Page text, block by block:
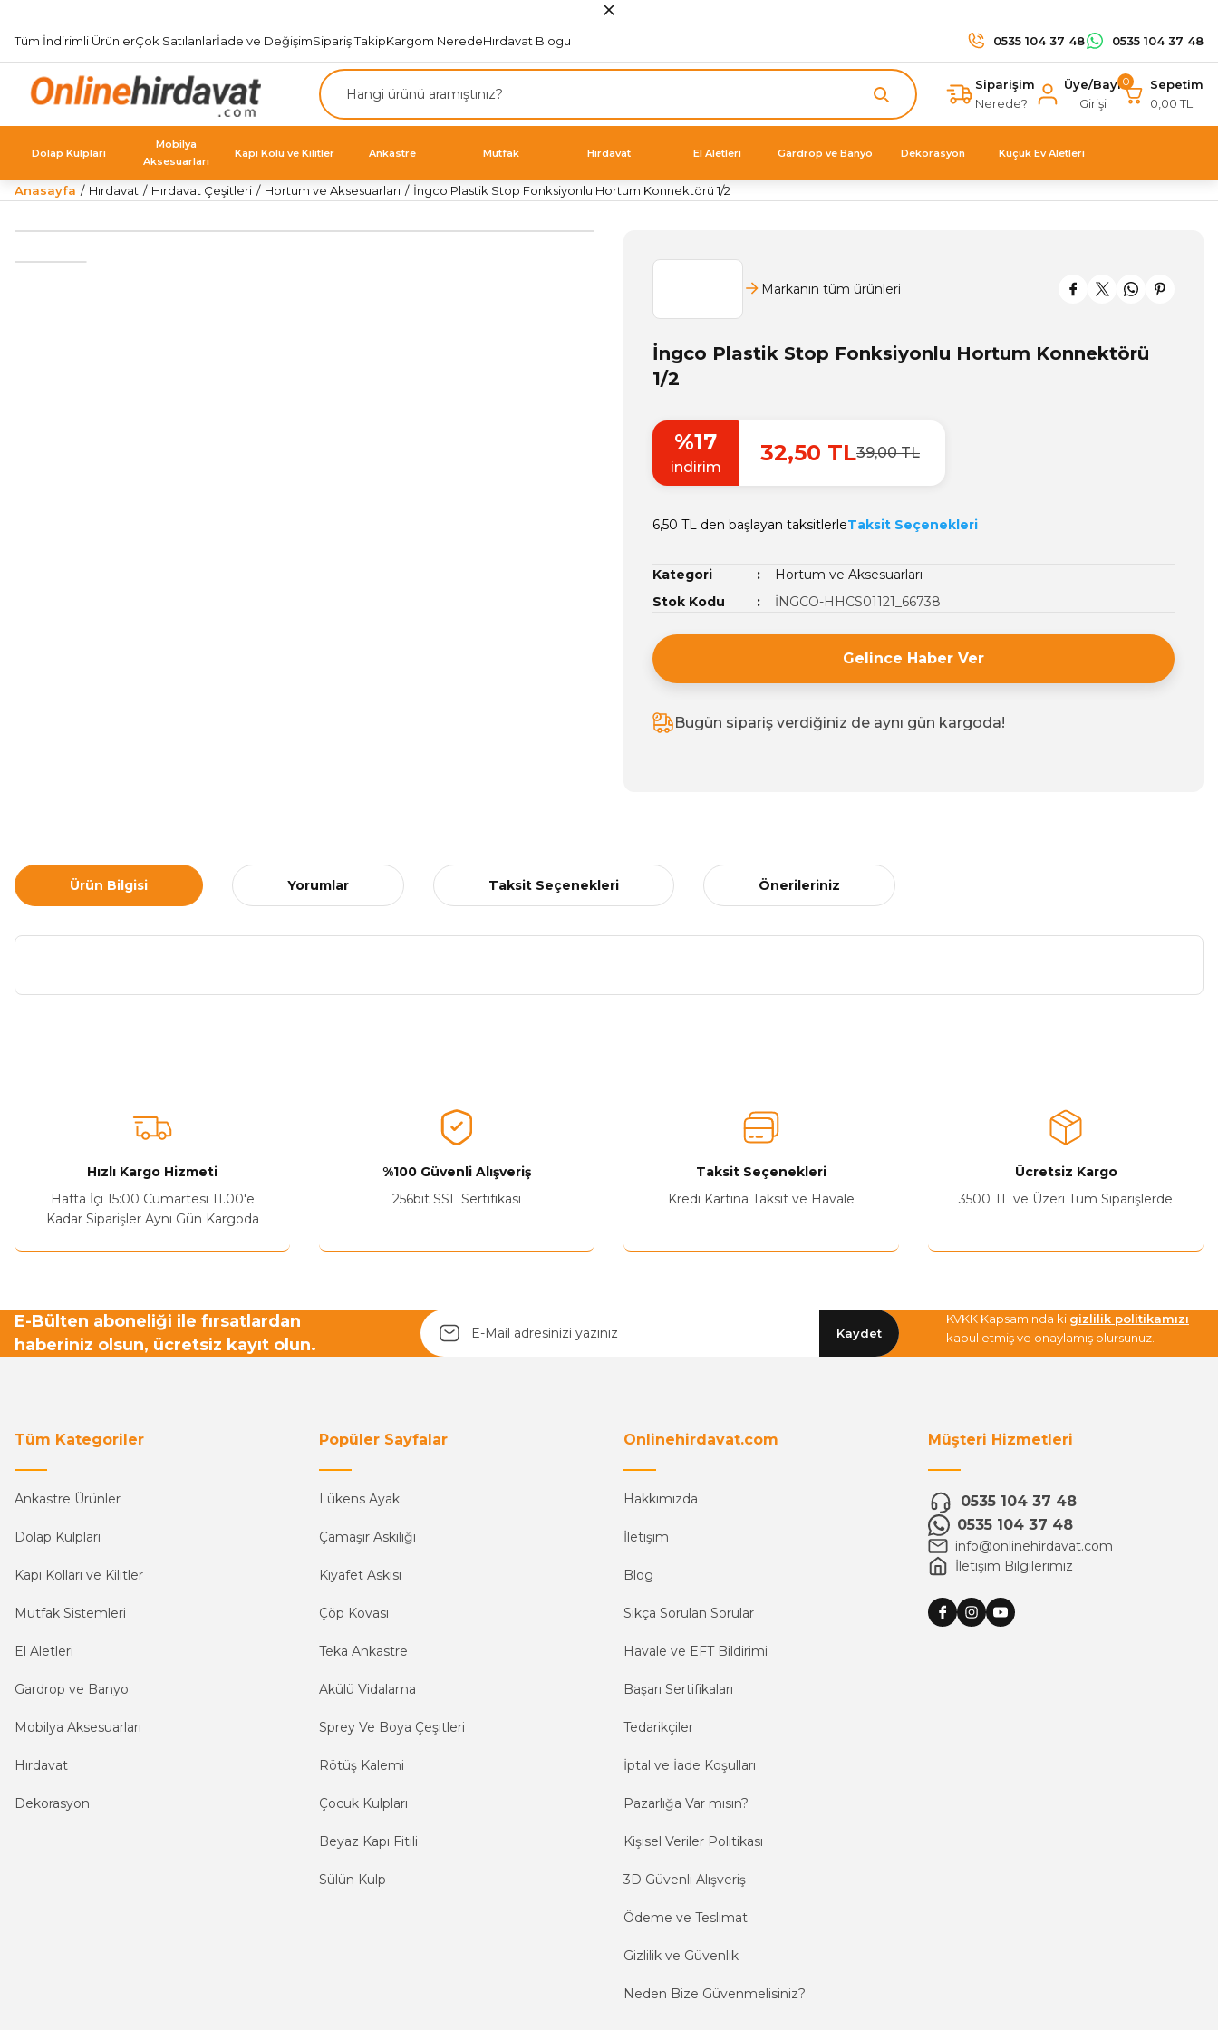
Tüm İndirimli ÜrünlerÇok Satılanlarİade ve DeğişimSipariş TakipKargom NeredeHırdavat Blogu 0535 104 37 48 0535 104 37 48
Siparişim
Nerede?
Üye/Bayi
Girişi
0
Sepetim
0,00 TL
Dolap Kulpları
Mobilya
Aksesuarları
Kapı Kolu ve Kilitler Ankastre Mutfak Hırdavat El Aletleri Gardrop ve Banyo Dekorasyon Küçük Ev Aletleri
Anasayfa Hırdavat Hırdavat Çeşitleri Hortum ve Aksesuarları İngco Plastik Stop Fonksiyonlu Hortum Konnektörü 1/2
Markanın tüm ürünleri
İngco Plastik Stop Fonksiyonlu Hortum Konnektörü
1/2
%17
indirim
32,50 TL39,00 TL
6,50 TL den başlayan taksitlerleTaksit Seçenekleri
Kategori
Hortum ve Aksesuarları
Stok Kodu
İNGCO-HHCS01121_66738
Gelince Haber Ver
Bugün sipariş verdiğiniz de aynı gün kargoda!
Ürün Bilgisi Yorumlar Taksit Seçenekleri Önerileriniz
Ürün açıklamasında eksik bilgiler bulunuyor.
Bu ürüne benzer farklı alternatifler olmalı.
Yetkiliye Gönder
Hızlı Kargo Hizmeti
Hafta İçi 15:00 Cumartesi 11.00'e
Kadar Siparişler Aynı Gün Kargoda
%100 Güvenli Alışveriş
256bit SSL Sertifikası
Taksit Seçenekleri
Kredi Kartına Taksit ve Havale
Ücretsiz Kargo
3500 TL ve Üzeri Tüm Siparişlerde
E-Bülten aboneliği ile fırsatlardan
haberiniz olsun, ücretsiz kayıt olun.
Kaydet
KVKK Kapsamında ki gizlilik politikamızı
kabul etmiş ve onaylamış olursunuz.
Tüm Kategoriler
Ankastre Ürünler
Dolap Kulpları
Kapı Kolları ve Kilitler
Mutfak Sistemleri
El Aletleri
Gardrop ve Banyo
Mobilya Aksesuarları
Hırdavat
Dekorasyon
Popüler Sayfalar
Lükens Ayak
Çamaşır Askılığı
Kıyafet Askısı
Çöp Kovası
Teka Ankastre
Akülü Vidalama
Sprey Ve Boya Çeşitleri
Rötüş Kalemi
Çocuk Kulpları
Beyaz Kapı Fitili
Sülün Kulp
Onlinehirdavat.com
Hakkımızda
İletişim
Blog
Sıkça Sorulan Sorular
Havale ve EFT Bildirimi
Başarı Sertifikaları
Tedarikçiler
İptal ve İade Koşulları
Pazarlığa Var mısın?
Kişisel Veriler Politikası
3D Güvenli Alışveriş
Ödeme ve Teslimat
Gizlilik ve Güvenlik
Neden Bize Güvenmelisiniz?
Müşteri Hizmetleri
0535 104 37 48
0535 104 37 48
info@onlinehirdavat.com
İletişim Bilgilerimiz